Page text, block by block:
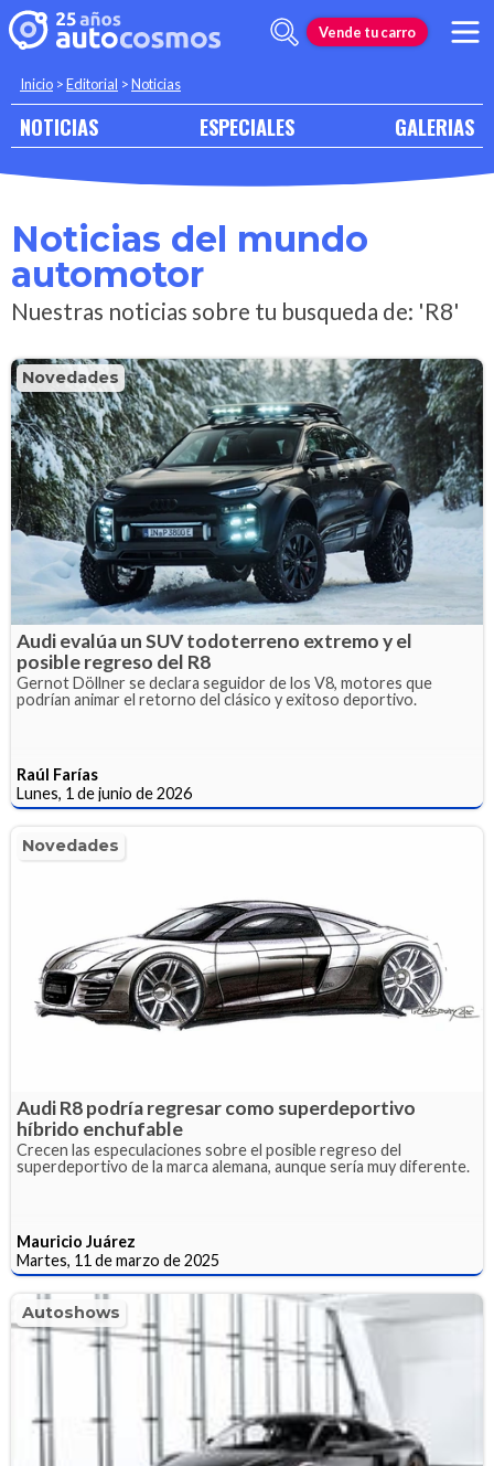
Vende tu carro
Inicio >Editorial >Noticias
NOTICIAS ESPECIALES GALERIAS
Noticias del mundo
automotor
Nuestras noticias sobre tu busqueda de: 'R8'
Novedades
Audi evalúa un SUV todoterreno extremo y el
posible regreso del R8
Gernot Döllner se declara seguidor de los V8, motores que
podrían animar el retorno del clásico y exitoso deportivo.
Raúl Farías
Lunes, 1 de junio de 2026
Novedades
Audi R8 podría regresar como superdeportivo
híbrido enchufable
Crecen las especulaciones sobre el posible regreso del
superdeportivo de la marca alemana, aunque sería muy diferente.
Mauricio Juárez
Martes, 11 de marzo de 2025
Autoshows